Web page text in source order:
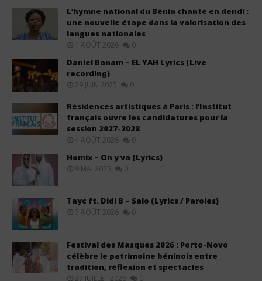
L’hymne national du Bénin chanté en dendi :
une nouvelle étape dans la valorisation des
langues nationales
1 AOÛT 2026 0
Daniel Banam – EL YAH Lyrics (Live
recording)
29 JUIN 2025 0
Résidences artistiques à Paris : l’Institut
français ouvre les candidatures pour la
session 2027-2028
4 AOÛT 2026 0
Homix – On y va (Lyrics)
9 MAI 2025 0
Tayc ft. Didi B – Salo (Lyrics / Paroles)
7 AOÛT 2026 0
Festival des Masques 2026 : Porto-Novo
célèbre le patrimoine béninois entre
tradition, réflexion et spectacles
27 JUILLET 2026 0